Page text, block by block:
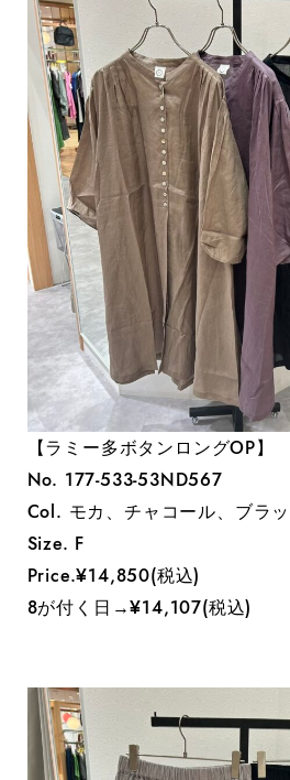
【ラミー多ボタンロングOP】
No. 177-533-53ND567
Col. モカ、チャコール、ブラ
Size. F
Price.¥14,850(税込)
8が付く日→¥14,107(税込)